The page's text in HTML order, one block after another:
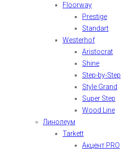
Floorway
Prestige
Standart
Westerhof
Aristocrat
Shine
Step-by-Step
Style Grand
Super Step
Wood Line
Линолеум
Tarkett
Акцент PRO